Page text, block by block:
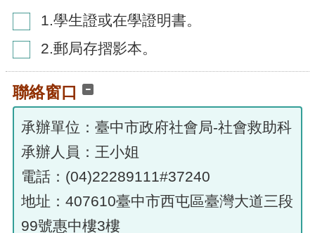
1.學生證或在學證明書。
2.郵局存摺影本。
聯絡窗口
承辦單位：臺中市政府社會局-社會救助科
承辦人員：王小姐
電話：(04)22289111#37240
地址：407610臺中市西屯區臺灣大道三段
99號惠中樓3樓